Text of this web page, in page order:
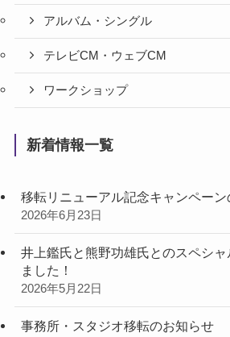
アルバム・シングル
テレビCM・ウェブCM
ワークショップ
新着情報一覧
移転リニューアル記念キャンペー
2026年6月23日
井上鑑氏と熊野功雄氏とのスペシャ
ました！
2026年5月22日
事務所・スタジオ移転のお知らせ